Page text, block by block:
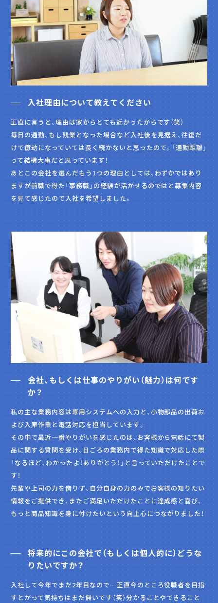
入社理由について教えてください
正直に言うと、理由は家からとても近かったからです（笑）
毎日の通勤、もし残業となった場合など入社後を見据え、往復だ
けで億劫になっていては長く続かないと思ったので。「通勤距離」
って結構大事だと思っています！
あとこの会社を選んだもう1つの理由としては、わずかではあり
ますが前職で得た「事務職」の経験が活かせるのではと募集内容
を見て感じたので入社を希望しました。
会社、もしくは仕事のやりがい（魅力）は何です
か？
私の主な業務内容は専用システムへの入力と、小物部品の出荷お
よび入庫作業と電話対応を担当しています。
その中で最近一番やりがいを感じたのは、お客様から電話にて製
品に関する質問を受け、日ごろの業務内で得た知識で対応した際
「なるほど、わかったよ！ありがとう！」と言っていただけたことで
す！
先輩や上司の力を借りず、自分自身の力のみでお客様の知りたい
情報をご提供でき、またご満足いただけたことに達成感と喜び、
もっと商品知識を身に付けたいという向上心につながりました！
将来的にこの会社で（もしくは個人的に）どうな
りたいですか？
入社して今年でまだ2年目なので…正直今のところ役職者を目指
すとかって気持ちはまだ無いです（笑）分かることやできること